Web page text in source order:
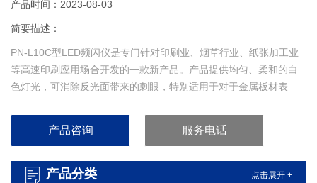
产品时间：2023-08-03
简要描述：
PN-L10C型LED频闪仪是专门针对印刷业、烟草行业、纸张加工业
等高速印刷应用场合开发的一款新产品。产品提供均匀、柔和的白
色灯光，可消除反光面带来的刺眼，特别适用于对于金属板材表
时约2年的灯管寿命，极大降低产品的使用成本。
产品咨询 服务电话
产品分类 点击展开 +